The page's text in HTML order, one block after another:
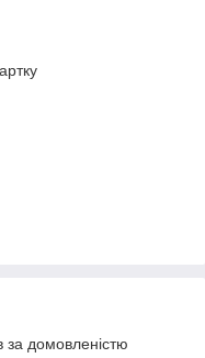
за домовленістю